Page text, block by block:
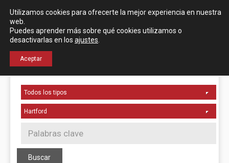
Localización Español English
Utilizamos cookies para ofrecerte la mejor experiencia en nuestra
web.
Puedes aprender más sobre qué cookies utilizamos o
desactivarlas en los ajustes
Aceptar